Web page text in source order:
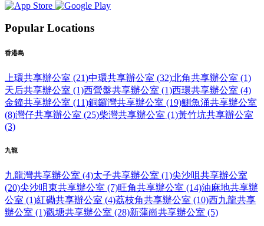
Popular Locations
香港島
上環共享辦公室 (21)中環共享辦公室 (32)北角共享辦公室 (1)
天后共享辦公室 (1)西營盤共享辦公室 (1)西環共享辦公室 (4)
金鐘共享辦公室 (11)銅鑼灣共享辦公室 (19)鰂魚涌共享辦公室
(8)灣仔共享辦公室 (25)柴灣共享辦公室 (1)黃竹坑共享辦公室
(3)
九龍
九龍灣共享辦公室 (4)太子共享辦公室 (1)尖沙咀共享辦公室
(20)尖沙咀東共享辦公室 (7)旺角共享辦公室 (14)油麻地共享辦
公室 (1)紅磡共享辦公室 (4)荔枝角共享辦公室 (10)西九龍共享
辦公室 (1)觀塘共享辦公室 (28)新蒲崗共享辦公室 (5)